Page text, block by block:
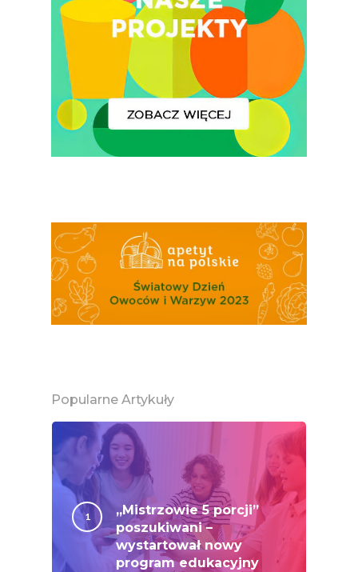
Popularne Artykuły
„Mistrzowie 5 porcji”
poszukiwani –
wystartował nowy
program edukacyjny